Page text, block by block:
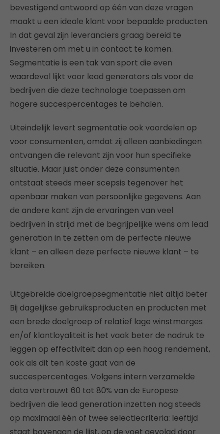
bevestigend antwoord op één van deze vragen
maakt u een ideale klant voor bepaalde producten.
In dat geval zijn leveranciers graag bereid te
investeren om met u in contact te komen.
Segmentatie is een tak van sport die even
waardevol lijkt voor lead generators als voor de
bedrijven die deze technologie toepassen om
hogere succespercentages te behalen.
Uiteindelijk levert segmentatie ook voordelen op
voor consumenten, omdat zij alleen aanbiedingen
ontvangen die relevant zijn voor hun specifieke
situatie. Maar juist onder deze consumenten
ontstaat steeds meer scepsis tegenover het
openbaar maken van persoonlijke gegevens. Aan
de andere kant zijn de ervaringen van veel
bedrijven in strijd met de begrijpelijke wens om lead
generation in te zetten om de perfecte nieuwe
klant – en alleen deze perfecte nieuwe klant – te
bereiken.
Uitgebreide doelgroepsegmentatie niet altijd beter
Bij dagelijkse gebruiksproducten en producten met
een brede doelgroep of relatief lage winstmarges
en/of klantloyaliteit is het vaak beter de nadruk te
leggen op effectiviteit dan op een hoog rendement,
ook als dit ten koste gaat van de
succespercentages. Volgens intern verzamelde
data vertrouwt 60 tot 80% van de Europese
bedrijven die lead generation inzetten nog steeds
op maximaal één of twee selectiecriteria: leeftijd
staat bovenaan de lijst, op de voet gevolgd door